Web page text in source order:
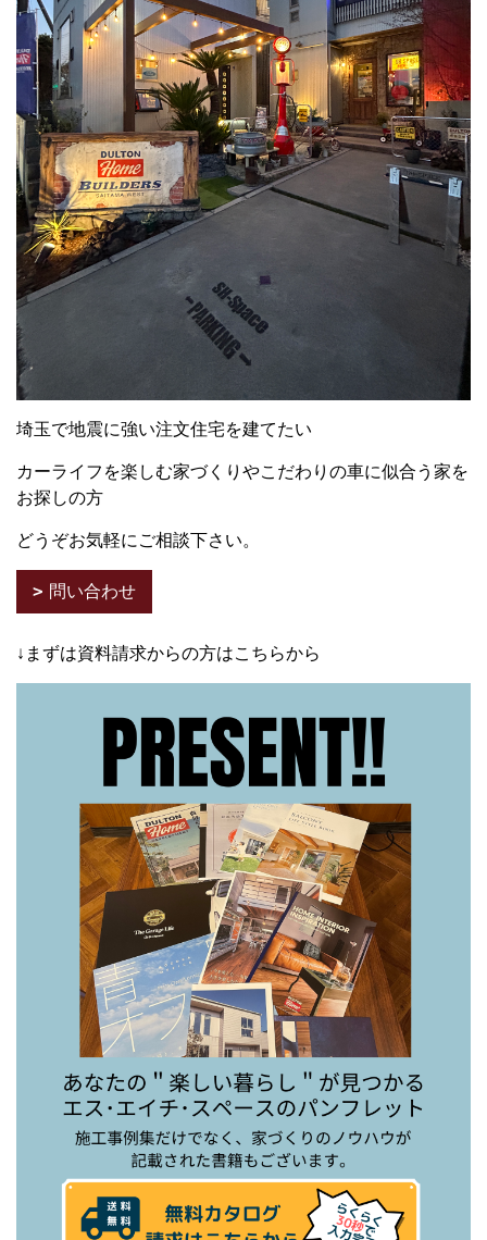
埼玉で地震に強い注文住宅を建てたい
カーライフを楽しむ家づくりやこだわりの車に似合う家を
お探しの方
どうぞお気軽にご相談下さい。
問い合わせ
↓まずは資料請求からの方はこちらから